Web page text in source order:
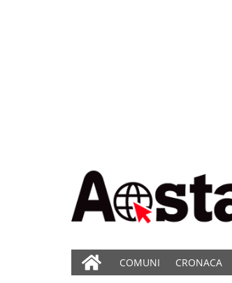
COMUNI CRONACA